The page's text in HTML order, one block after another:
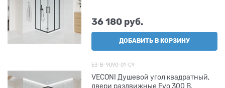
36 180 руб.
ДОБАВИТЬ В КОРЗИНУ
E3-B-9090-01-C9
VECONI Душевой угол квадратный,
двери раздвижные Evo 300 B,